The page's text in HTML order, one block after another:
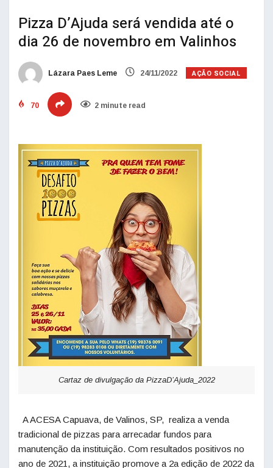
Pizza D’Ajuda será vendida até o
dia 26 de novembro em Valinhos
Lázara Paes Leme 24/11/2022 AÇÃO SOCIAL
70 2 minute read
Cartaz de divulgação da PizzaD’Ajuda_2022
A ACESA Capuava, de Valinos, SP, realiza a venda
tradicional de pizzas para arrecadar fundos para
manutenção da instituição. Com resultados positivos no
ano de 2021, a instituição promove a 2a edição de 2022 da